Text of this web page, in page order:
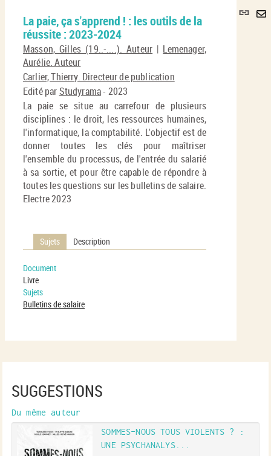
Lien
La paie, ça s'apprend ! : les outils de la
réussite : 2023-2024
Masson, Gilles (19..-....). Auteur | Lemenager,
Aurélie. Auteur
Carlier, Thierry. Directeur de publication
Edité parStudyrama- 2023
La paie se situe au carrefour de plusieurs
disciplines : le droit, les ressources humaines,
l'informatique, la comptabilité. L'objectif est de
donner toutes les clés pour maîtriser
l'ensemble du processus, de l'entrée du salarié
à sa sortie, et pour être capable de répondre à
toutes les questions sur les bulletins de salaire.
Electre 2023
Sujets Description
Document
Livre
Sujets
Bulletins de salaire
SUGGESTIONS
Du même auteur
SOMMES-NOUS TOUS VIOLENTS ? :
UNE PSYCHANALYS...